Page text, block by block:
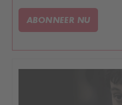
verklaart, zal Koning
Prinses Maria Enriques de
ABONNEER NU